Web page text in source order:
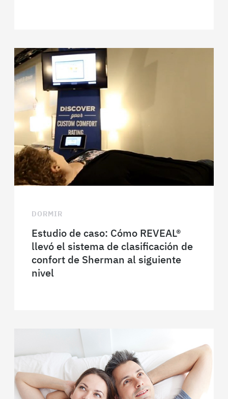
DORMIR
Estudio de caso: Cómo REVEAL®
llevó el sistema de clasificación de
confort de Sherman al siguiente
nivel